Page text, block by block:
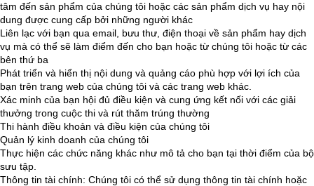
tâm đến sản phẩm của chúng tôi hoặc các sản phẩm dịch vụ hay nội
dung được cung cấp bởi những người khác
Liên lạc với bạn qua email, bưu thư, điện thoại về sản phẩm hay dịch
vụ mà có thể sẽ làm điểm đến cho bạn hoặc từ chúng tôi hoặc từ các
bên thứ ba
Phát triển và hiển thị nội dung và quảng cáo phù hợp với lợi ích của
bạn trên trang web của chúng tôi và các trang web khác.
Xác minh của bạn hội đủ điều kiện và cung ứng kết nối với các giải
thưởng trong cuộc thi và rút thăm trúng thường
Thi hành điều khoản và điều kiện của chúng tôi
Quản lý kinh doanh của chúng tôi
Thực hiện các chức năng khác như mô tả cho bạn tại thời điểm của bộ
sưu tập.
Thông tin tài chính: Chúng tôi có thể sử dụng thông tin tài chính hoặc